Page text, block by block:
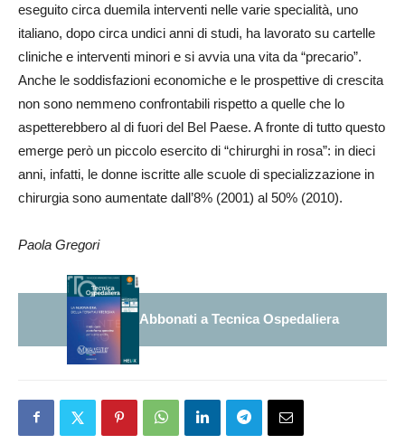
eseguito circa duemila interventi nelle varie specialità, uno
italiano, dopo circa undici anni di studi, ha lavorato su cartelle
cliniche e interventi minori e si avvia una vita da “precario”.
Anche le soddisfazioni economiche e le prospettive di crescita
non sono nemmeno confrontabili rispetto a quelle che lo
aspetterebbero al di fuori del Bel Paese. A fronte di tutto questo
emerge però un piccolo esercito di “chirurghi in rosa”: in dieci
anni, infatti, le donne iscritte alle scuole di specializzazione in
chirurgia sono aumentate dall’8% (2001) al 50% (2010).
Paola Gregori
Abbonati a Tecnica Ospedaliera